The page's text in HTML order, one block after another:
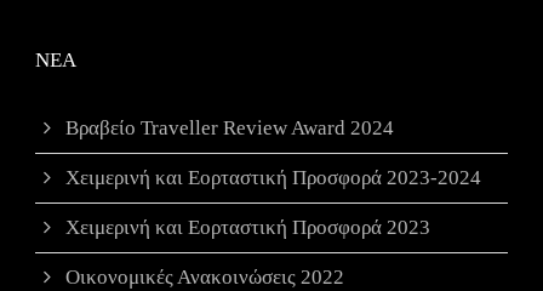
ΝΕΑ
Βραβείο Traveller Review Award 2024
Χειμερινή και Εορταστική Προσφορά 2023-2024
Χειμερινή και Εορταστική Προσφορά 2023
Οικονομικές Ανακοινώσεις 2022